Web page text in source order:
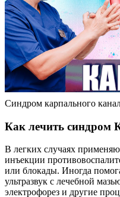
Синдром карпального
Как лечить синдром
В легких случаях
инъекции
или блокады. Иногда
ультразвук с лечебной
электрофорез и другие